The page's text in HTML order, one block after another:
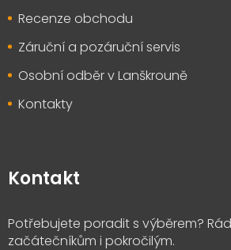
Recenze obchodu
Záruční a pozáruční servis
Osobní odběr v Lanškrouně
Kontakty
Kontakt